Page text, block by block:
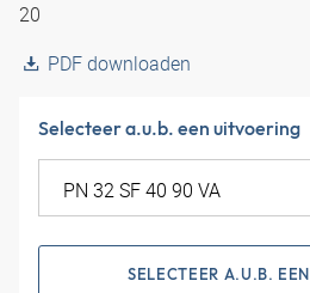
20
PDF downloaden
Selecteer a.u.b. een uitvoering
SELECTEER A.U.B.